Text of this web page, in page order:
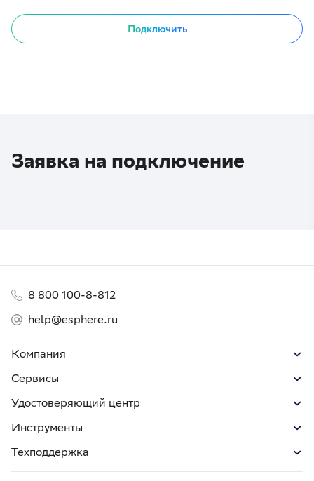
Подключить
Заявка на подключение
Компания
Сервисы
Удостоверяющий центр
Инструменты
Техподдержка
8 800 100-8-812
help@esphere.ru